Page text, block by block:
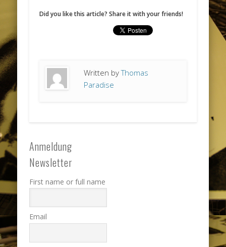
Did you like this article? Share it with your friends!
Written byThomas
Paradise
Anmeldung
Newsletter
First name or full name
Email